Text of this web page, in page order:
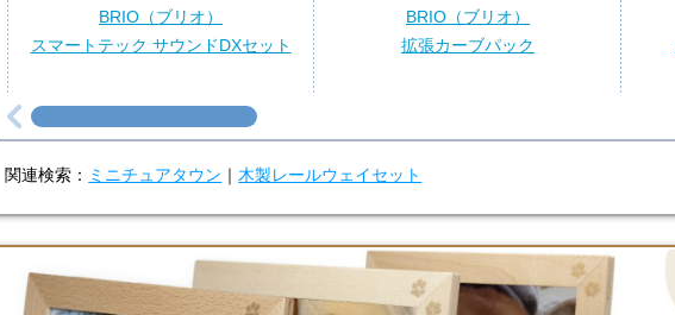
BRIO（ブリオ）
スマートテック サウンドDXセット
BRIO（ブリオ）
拡張カーブパック
関連検索： ミニチュアタウン ｜木製レールウェイセット